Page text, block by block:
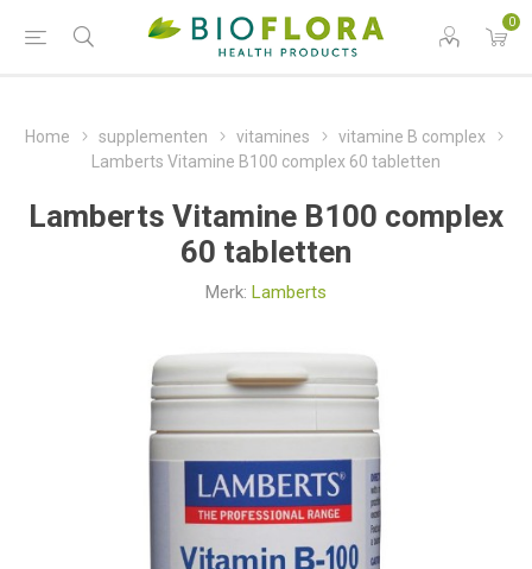
0
Home supplementen vitamines
vitamine B complex
Lamberts Vitamine B100 complex 60 tabletten
Lamberts Vitamine B100 complex
60 tabletten
Merk: Lamberts